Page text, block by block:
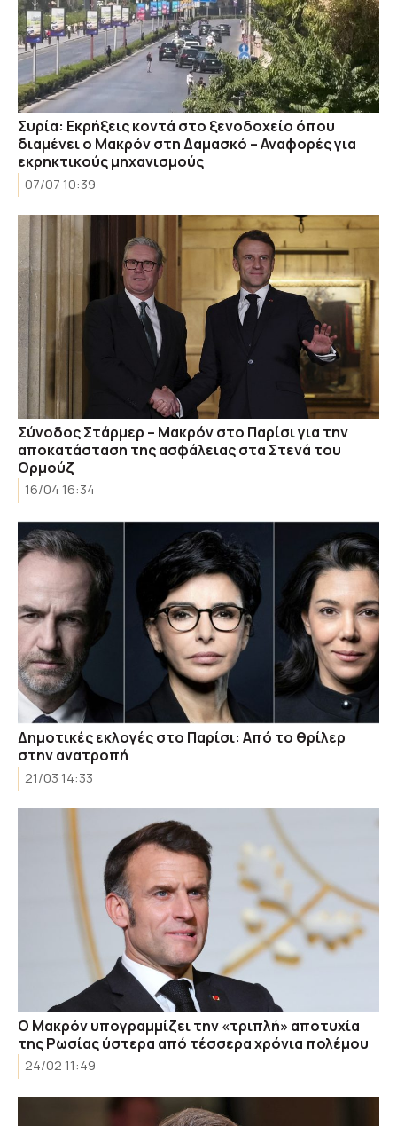
Συρία: Εκρήξεις κοντά στο ξενοδοχείο όπου
διαμένει ο Μακρόν στη Δαμασκό – Αναφορές για
εκρηκτικούς μηχανισμούς
07/07 10:39
Σύνοδος Στάρμερ – Μακρόν στο Παρίσι για την
αποκατάσταση της ασφάλειας στα Στενά του
Ορμούζ
16/04 16:34
Δημοτικές εκλογές στο Παρίσι: Από το θρίλερ
στην ανατροπή
21/03 14:33
O Μακρόν υπογραμμίζει την «τριπλή» αποτυχία
της Ρωσίας ύστερα από τέσσερα χρόνια πολέμου
24/02 11:49